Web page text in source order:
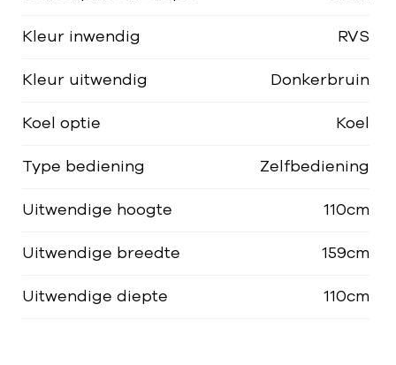
Kleur inwendig RVS
Kleur uitwendig Donkerbruin
Koel optie Koel
Type bediening Zelfbediening
Uitwendige hoogte 110cm
Uitwendige breedte 159cm
Uitwendige diepte 110cm